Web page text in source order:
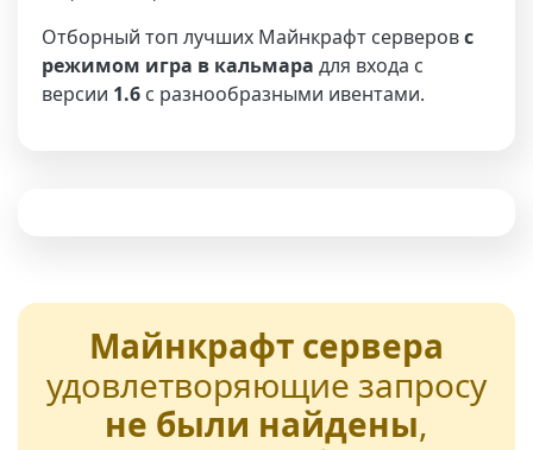
Отборный топ лучших Майнкрафт серверовс
режимом игра в кальмара для входа с
версии 1.6 с разнообразными ивентами.
Майнкрафт сервера
удовлетворяющие запросу
не были найдены,